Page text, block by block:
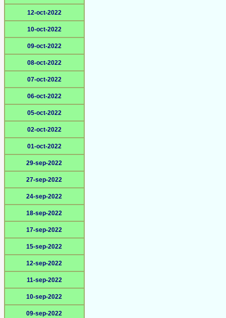
12-oct-2022
10-oct-2022
09-oct-2022
08-oct-2022
07-oct-2022
06-oct-2022
05-oct-2022
02-oct-2022
01-oct-2022
29-sep-2022
27-sep-2022
24-sep-2022
18-sep-2022
17-sep-2022
15-sep-2022
12-sep-2022
11-sep-2022
10-sep-2022
09-sep-2022